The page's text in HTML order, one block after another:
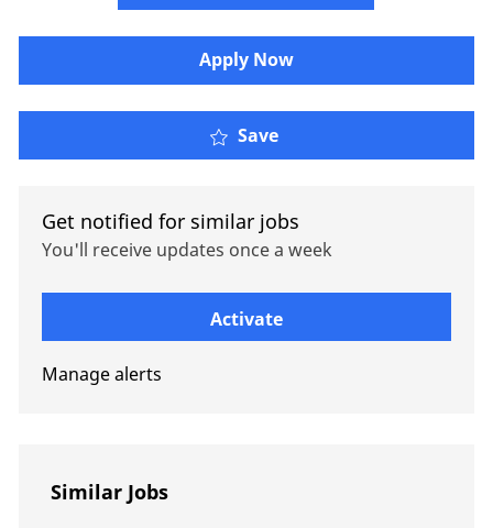
Apply Now
Save
Get notified for similar jobs
You'll receive updates once a week
Activate
Manage alerts
Similar Jobs